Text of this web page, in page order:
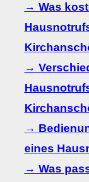
→ Was
→
→
eines
→ Was